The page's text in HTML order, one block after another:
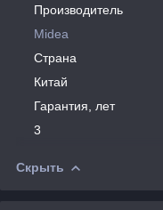
Производитель
Midea
Страна
Китай
Гарантия, лет
3
Скрыть